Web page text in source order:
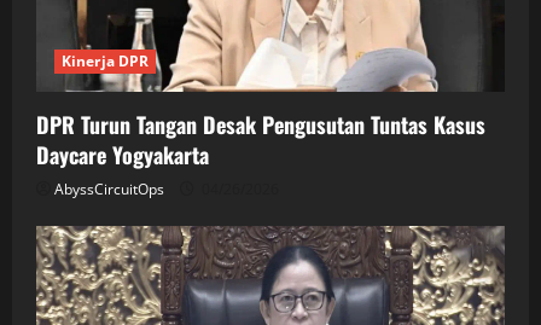
Kinerja DPR
DPR Turun Tangan Desak Pengusutan Tuntas Kasus
Daycare Yogyakarta
AbyssCircuitOps